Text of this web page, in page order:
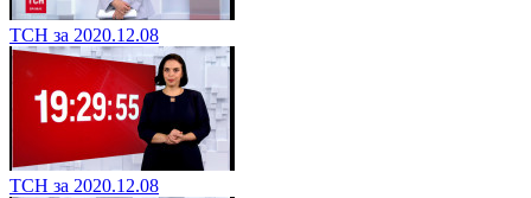
ТСН за 2020.12.08
ТСН за 2020.12.08